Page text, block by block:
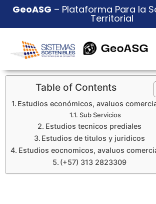
GeoASG – Plataforma Para la
Territorial
Table of Contents
Estudios económicos, avaluos
Sub Servicios
Estudios tecnicos prediales
Estudios de titulos y juridicos
Estudios eocnomicos, avaluos
(+57) 313 2823309